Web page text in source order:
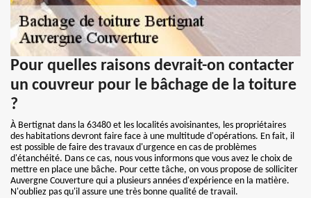
Pour quelles raisons devrait-on contacter
un couvreur pour le bâchage de la toiture
?
À Bertignat dans la 63480 et les localités avoisinantes, les propriétaires
des habitations devront faire face à une multitude d'opérations. En fait, il
est possible de faire des travaux d'urgence en cas de problèmes
d'étanchéité. Dans ce cas, nous vous informons que vous avez le choix de
mettre en place une bâche. Pour cette tâche, on vous propose de solliciter
Auvergne Couverture qui a plusieurs années d'expérience en la matière.
N'oubliez pas qu'il assure une très bonne qualité de travail.